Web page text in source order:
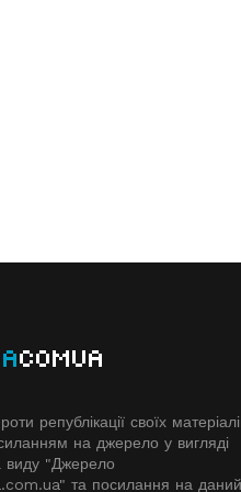
COMUA
републікації своїх
на джерело у вигляді
виду "Джерело
та посилання на даний